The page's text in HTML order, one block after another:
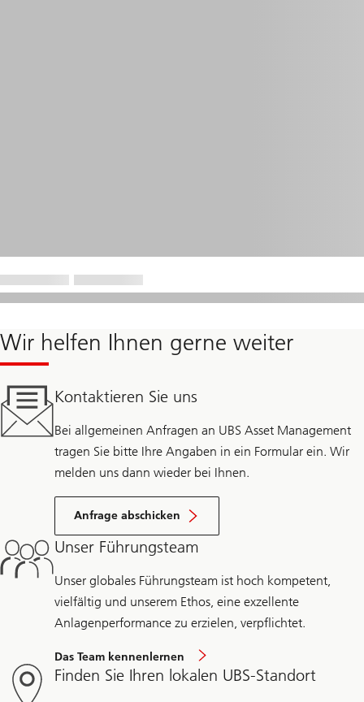
Wir helfen Ihnen gerne weiter
Kontaktieren Sie uns
Bei allgemeinen Anfragen an UBS Asset Management
tragen Sie bitte Ihre Angaben in ein Formular ein. Wir
melden uns dann wieder bei Ihnen.
Anfrage abschicken
Unser Führungsteam
Unser globales Führungsteam ist hoch kompetent,
vielfältig und unserem Ethos, eine exzellente
Anlagenperformance zu erzielen, verpflichtet.
Das Team kennenlernen
Finden Sie Ihren lokalen UBS-Standort